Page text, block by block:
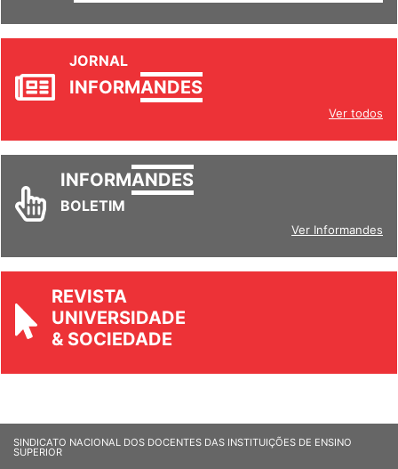
JORNAL
INFORMANDES
Ver todos
INFORMANDES
BOLETIM
Ver Informandes
REVISTA
UNIVERSIDADE
& SOCIEDADE
SINDICATO NACIONAL DOS DOCENTES DAS INSTITUIÇÕES DE ENSINO
SUPERIOR